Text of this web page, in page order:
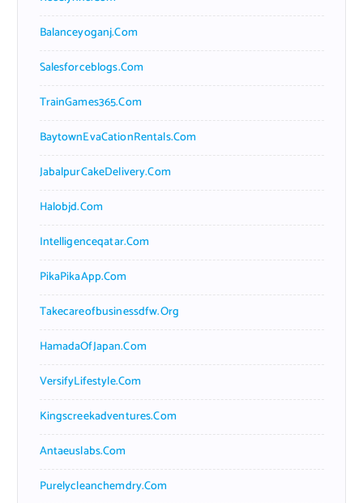
Balanceyoganj.com
Salesforceblogs.com
TrainGames365.com
BaytownEvaCationRentals.com
JabalpurCakeDelivery.com
Halobjd.com
Intelligenceqatar.com
PikaPikaApp.com
Takecareofbusinessdfw.org
HamadaOfJapan.com
VersifyLifestyle.com
Kingscreekadventures.com
Antaeuslabs.com
Purelycleanchemdry.com